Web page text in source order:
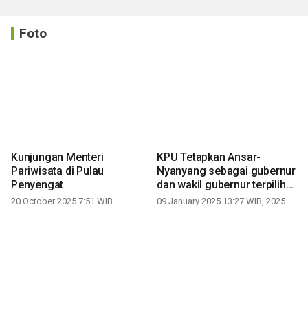
Foto
Kunjungan Menteri
Pariwisata di Pulau
Penyengat
20 October 2025 7:51 WIB
KPU Tetapkan Ansar-
Nyanyang sebagai gubernur
dan wakil gubernur terpilih
periode 2025-2030
09 January 2025 13:27 WIB, 2025